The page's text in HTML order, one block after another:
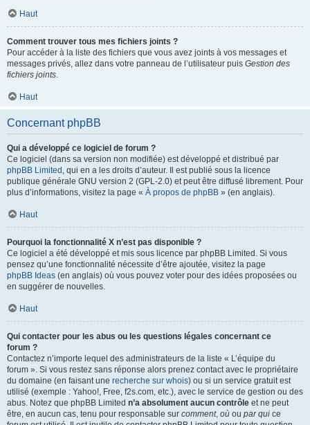
Haut
Comment trouver tous mes fichiers joints ?
Pour accéder à la liste des fichiers que vous avez joints à vos messages et
messages privés, allez dans votre panneau de l’utilisateur puis Gestion des
fichiers joints.
Haut
Concernant phpBB
Qui a développé ce logiciel de forum ?
Ce logiciel (dans sa version non modifiée) est développé et distribué par
phpBB Limited , qui en a les droits d’auteur. Il est publié sous la licence
publique générale GNU version 2 (GPL-2.0) et peut être diffusé librement. Pour
plus d’informations, visitez la page « À propos de phpBB » (en anglais).
Haut
Pourquoi la fonctionnalité X n’est pas disponible ?
Ce logiciel a été développé et mis sous licence par phpBB Limited. Si vous
pensez qu’une fonctionnalité nécessite d’être ajoutée, visitez la page
phpBB Ideas (en anglais) où vous pouvez voter pour des idées proposées ou
en suggérer de nouvelles.
Haut
Qui contacter pour les abus ou les questions légales concernant ce
forum ?
Contactez n’importe lequel des administrateurs de la liste « L’équipe du
forum ». Si vous restez sans réponse alors prenez contact avec le propriétaire
du domaine (en faisant une recherche sur whois) ou si un service gratuit est
utilisé (exemple : Yahoo!, Free, f2s.com, etc.), avec le service de gestion ou des
abus. Notez que phpBB Limited n’a absolument aucun contrôle et ne peut
être, en aucun cas, tenu pour responsable sur comment, où ou par qui ce